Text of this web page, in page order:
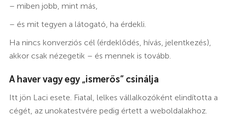
– miben jobb, mint más,
– és mit tegyen a látogató, ha érdekli.
Ha nincs konverziós cél (érdeklődés, hívás, jelentkezés),
akkor csak nézegetik – és mennek is tovább.
A haver vagy egy „ismerős” csinálja
Itt jön Laci esete. Fiatal, lelkes vállalkozóként elindította a
cégét, az unokatestvére pedig értett a weboldalakhoz.